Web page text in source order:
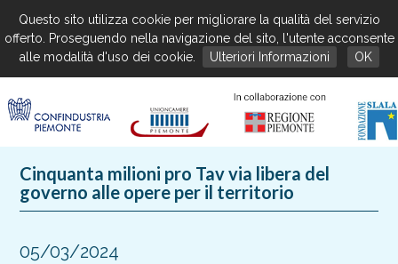
Cinquanta milioni pro Tav via libera del
governo alle opere per il territorio
05/03/2024
Questo sito utilizza cookie per migliorare la qualità del servizio
offerto. Proseguendo nella navigazione del sito, l'utente acconsente
alle modalità d'uso dei cookie.
Ulteriori Informazioni OK